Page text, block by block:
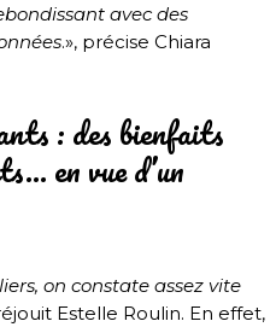
avec des
.», précise Chiara
: des bienfaits
en vue d’un
on constate assez vite
Estelle Roulin. En effet,